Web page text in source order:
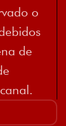
o
de